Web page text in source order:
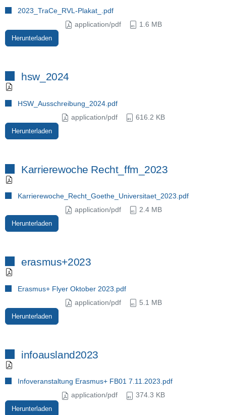
2023_TraCe_RVL-Plakat_.pdf
application/pdf
1.6 MB
Herunterladen
hsw_2024
HSW_Ausschreibung_2024.pdf
application/pdf
616.2 KB
Herunterladen
Karrierewoche Recht_ffm_2023
Karrierewoche_Recht_Goethe_Universitaet_2023.pdf
application/pdf
2.4 MB
Herunterladen
erasmus+2023
Erasmus+ Flyer Oktober 2023.pdf
application/pdf
5.1 MB
Herunterladen
infoausland2023
Infoveranstaltung Erasmus+ FB01 7.11.2023.pdf
application/pdf
374.3 KB
Herunterladen